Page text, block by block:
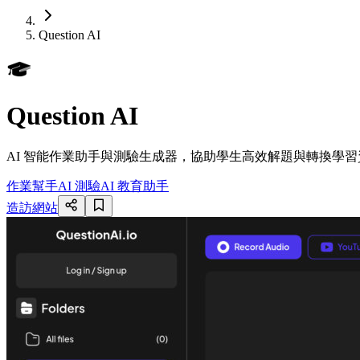
Question AI
Question AI
AI 智能作業助手與測驗生成器，協助學生高效解題與轉換學
作業幫手AI 測驗AI 教育助手
造訪網站